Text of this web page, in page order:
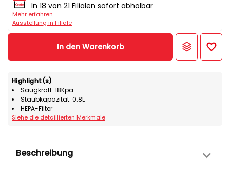
In 18 von 21 Filialen sofort abholbar
Mehr erfahren
Ausstellung in Filiale
In den Warenkorb
Highlight(s)
Saugkraft: 18Kpa
Staubkapazität: 0.8L
HEPA-Filter
Siehe die detaillierten Merkmale
Beschreibung